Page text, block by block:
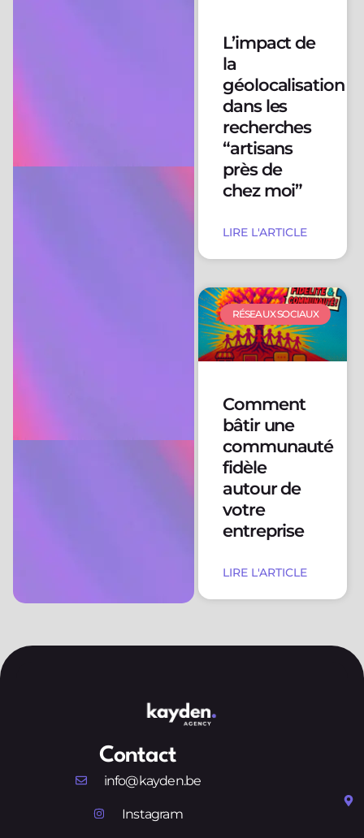
L’impact de
la
géolocalisation
dans les
recherches
“artisans
près de
chez moi”
LIRE L'ARTICLE
RÉSEAUX SOCIAUX
Comment
bâtir une
communauté
fidèle
autour de
votre
entreprise
LIRE L'ARTICLE
Contact
info@kayden.be
Instagram